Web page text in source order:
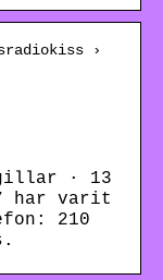
›
· 13
har varit
210